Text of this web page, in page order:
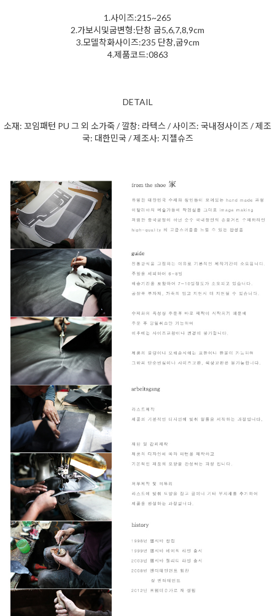
1.사이즈:215~265
2.가보시및굽변형:단창 굽5,6,7,8,9cm
3.모델착화사이즈:235 단창,굽9cm
4.제품코드:0863
DETAIL
소재: 꼬임패턴 PU 그 외 소가죽/ 깔창: 라텍스 / 사이즈: 국내정사이즈 / 제조
국: 대한민국 / 제조사: 지젤슈즈